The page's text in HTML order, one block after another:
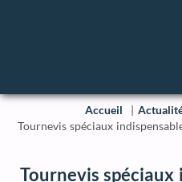
Accueil
Tournevis spéciaux
Tournevis spéciaux